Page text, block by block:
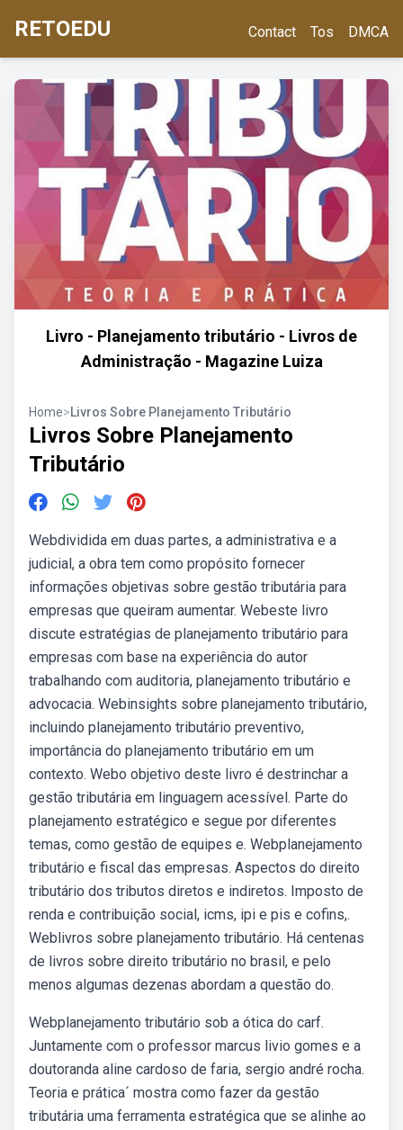
RETOEDU Contact Tos DMCA
Livro - Planejamento tributário - Livros de
Administração - Magazine Luiza
Home>Livros Sobre Planejamento Tributário
Livros Sobre Planejamento
Tributário
Webdividida em duas partes, a administrativa e a
judicial, a obra tem como propósito fornecer
informações objetivas sobre gestão tributária para
empresas que queiram aumentar. Webeste livro
discute estratégias de planejamento tributário para
empresas com base na experiência do autor
trabalhando com auditoria, planejamento tributário e
advocacia. Webinsights sobre planejamento tributário,
incluindo planejamento tributário preventivo,
importância do planejamento tributário em um
contexto. Webo objetivo deste livro é destrinchar a
gestão tributária em linguagem acessível. Parte do
planejamento estratégico e segue por diferentes
temas, como gestão de equipes e. Webplanejamento
tributário e fiscal das empresas. Aspectos do direito
tributário dos tributos diretos e indiretos. Imposto de
renda e contribuição social, icms, ipi e pis e cofins,.
Weblivros sobre planejamento tributário. Há centenas
de livros sobre direito tributário no brasil, e pelo
menos algumas dezenas abordam a questão do.
Webplanejamento tributário sob a ótica do carf.
Juntamente com o professor marcus livio gomes e a
doutoranda aline cardoso de faria, sergio andré rocha.
Teoria e prática´ mostra como fazer da gestão
tributária uma ferramenta estratégica que se alinhe ao